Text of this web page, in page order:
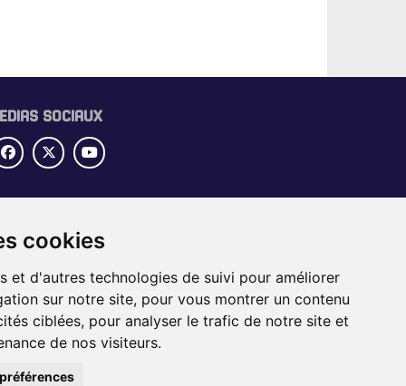
cookies
et d'autres technologies de suivi pour améliorer
sur notre site, pour vous montrer un contenu
ciblées, pour analyser le trafic de notre site et
de nos visiteurs.
SOCIAUX